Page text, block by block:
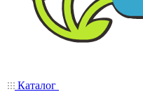
Каталог